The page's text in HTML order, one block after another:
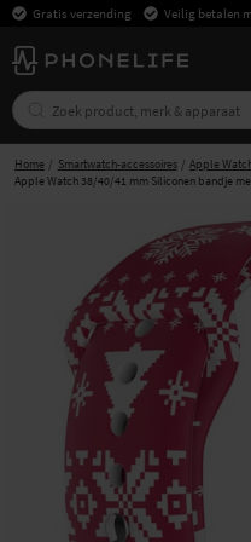
Gratis verzending Veilig betalen
Home Smartwatch-accessoires Apple
Apple Watch 38/40/41 mm Siliconen bandje